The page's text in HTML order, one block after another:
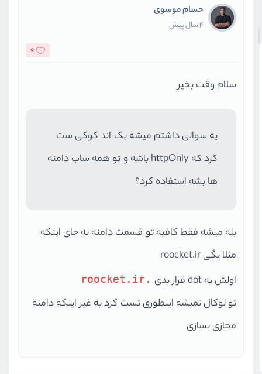
حسام موسوی
4 سال پیش
0
سلام وقت بخیر
یه سوالی داشتم میشه بک اند کوکی ست
کرد که httpOnly باشه و تو همه ساب دامنه
ها بشه استفاده کرد؟
بله میشه فقط کافیه تو قسمت دامنه به جای اینکه
مثلا بگی roocket.ir
اولش یه dot قرار بدی
.roocket.ir
تو لوکال نمیشه اینطوری تست کرد به غیر اینکه دامنه
مجازی بسازی